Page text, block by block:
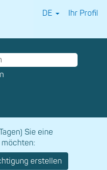
DE
Ihr Profil
Sie eine
erstellen